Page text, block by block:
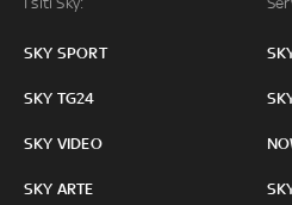
SKY SPORT
SKY TG24
SKY VIDEO
SKY ARTE